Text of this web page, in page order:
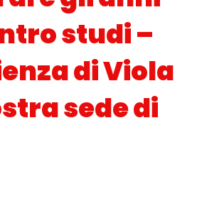
studi –
di Viola
sede di